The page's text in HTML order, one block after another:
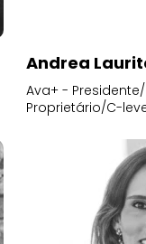
Andrea
Ava+ -
Proprietário/C-